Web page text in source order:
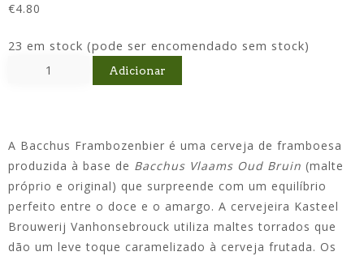
€4.80
23 em stock (pode ser encomendado sem stock)
Adicionar
A Bacchus Frambozenbier é uma cerveja de framboesa
produzida à base de Bacchus Vlaams Oud Bruin (malte
próprio e original) que surpreende com um equilíbrio
perfeito entre o doce e o amargo. A cervejeira Kasteel
Brouwerij Vanhonsebrouck utiliza maltes torrados que
dão um leve toque caramelizado à cerveja frutada. Os